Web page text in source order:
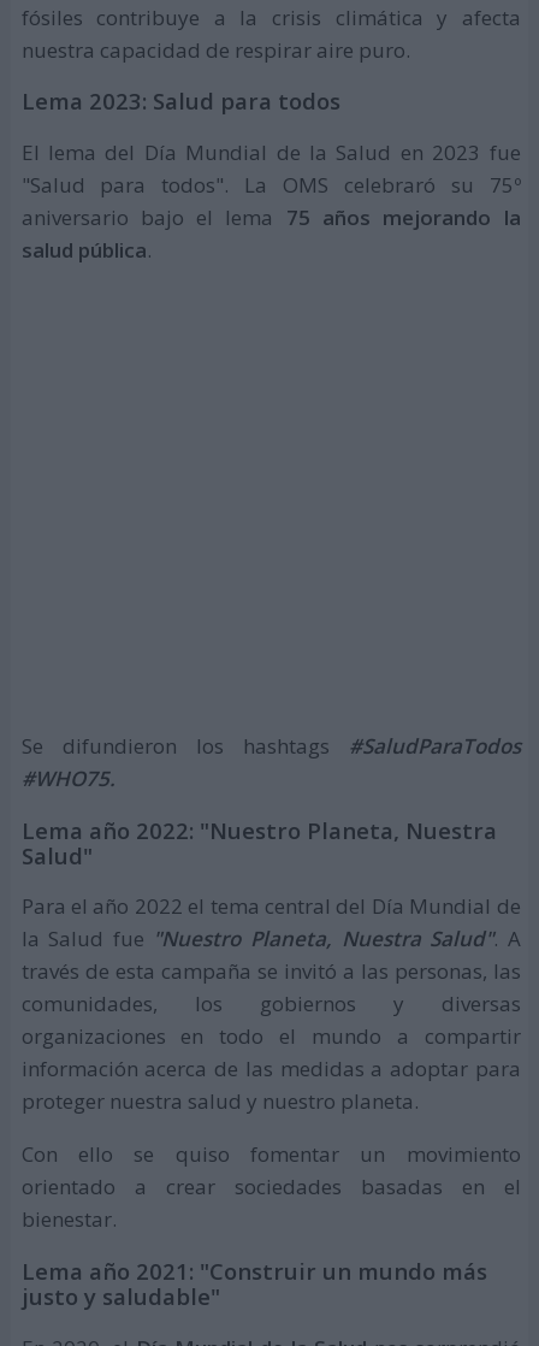
fósiles contribuye a la crisis climática y afecta
nuestra capacidad de respirar aire puro.
Lema 2023: Salud para todos
El lema del Día Mundial de la Salud en 2023 fue
"Salud para todos". La OMS celebraró su 75º
aniversario bajo el lema 75 años mejorando la
salud pública.
Se difundieron los hashtags #SaludParaTodos
#WHO75.
Lema año 2022: "Nuestro Planeta, Nuestra
Salud"
Para el año 2022 el tema central del Día Mundial de
la Salud fue "Nuestro Planeta, Nuestra Salud". A
través de esta campaña se invitó a las personas, las
comunidades, los gobiernos y diversas
organizaciones en todo el mundo a compartir
información acerca de las medidas a adoptar para
proteger nuestra salud y nuestro planeta.
Con ello se quiso fomentar un movimiento
orientado a crear sociedades basadas en el
bienestar.
Lema año 2021: "Construir un mundo más
justo y saludable"